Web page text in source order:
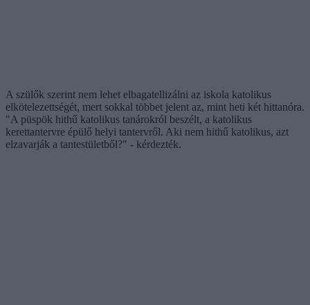
A szülők szerint nem lehet elbagatellizálni az iskola katolikus
elkötelezettségét, mert sokkal többet jelent az, mint heti két hittanóra.
"A püspök hithű katolikus tanárokról beszélt, a katolikus
kerettantervre épülő helyi tantervről. Aki nem hithű katolikus, azt
elzavarják a tantestületből?" - kérdezték.